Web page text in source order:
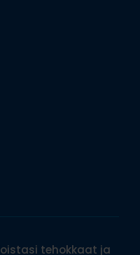
tehokkaat ja